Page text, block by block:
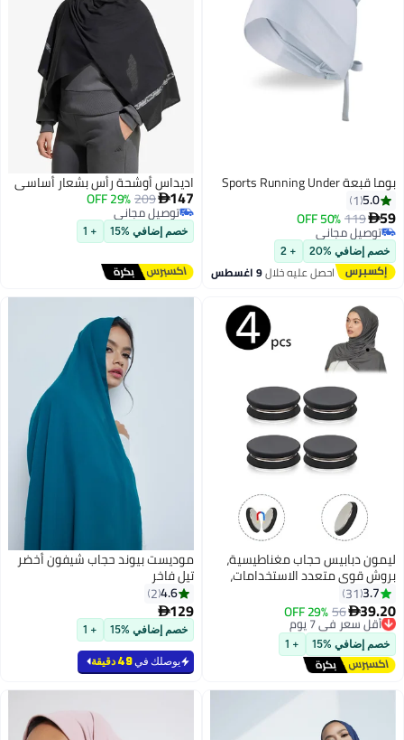
بوما قبعة Sports Running Under
5.0
1
59
119
50% OFF
توصيل مجاني
توصيل مجاني
خصم إضافي %20 + 2
احصل عليه خلال9 اغسطس
3
اديداس أوشحة رأس بشعار أساسي
147
209
29% OFF
توصيل مجاني
توصيل مجاني
خصم إضافي %15 + 1
ليمون دبابيس حجاب مغناطيسية،
بروش قوي متعدد الاستخدامات،
مشبك وشاح صغير للوشاح بدون
دبابيس، ملابس نسائية، حجاب،
أوشحة.
3.7
31
39.20
56
29% OFF
أقل سعر في 7 يوم
توصيل مجاني
أقل سعر في 7 يوم
خصم إضافي %15 + 1
6
موديست بيوند حجاب شيفون أخضر
تيل فاخر
4.6
2
129
خصم إضافي %15 + 1
يوصلك في49 دقيقة